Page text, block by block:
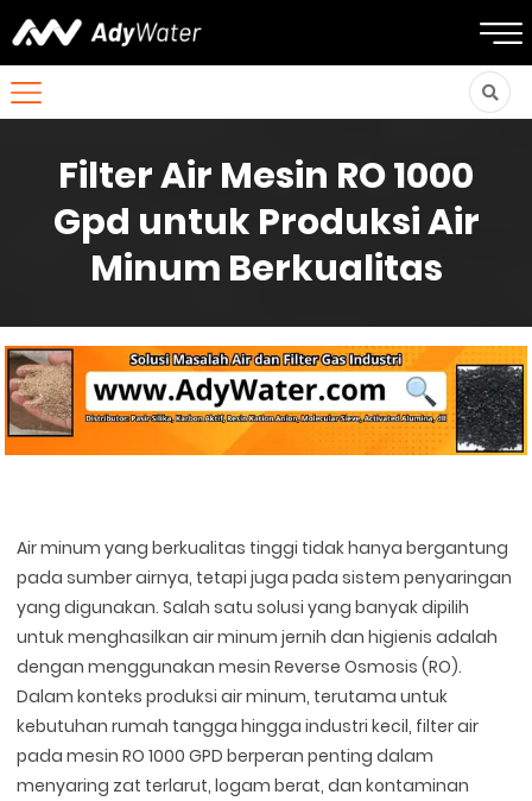
Filter Air Mesin RO 1000
Gpd untuk Produksi Air
Minum Berkualitas
Air minum yang berkualitas tinggi tidak hanya bergantung
pada sumber airnya, tetapi juga pada sistem penyaringan
yang digunakan. Salah satu solusi yang banyak dipilih
untuk menghasilkan air minum jernih dan higienis adalah
dengan menggunakan mesin Reverse Osmosis (RO).
Dalam konteks produksi air minum, terutama untuk
kebutuhan rumah tangga hingga industri kecil, filter air
pada mesin RO 1000 GPD berperan penting dalam
menyaring zat terlarut, logam berat, dan kontaminan